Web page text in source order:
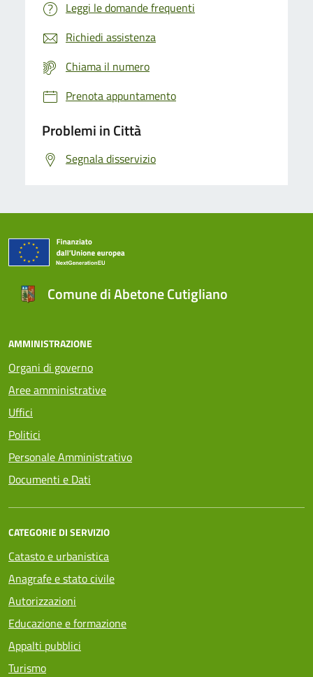
Leggi le domande frequenti
Richiedi assistenza
Chiama il numero
Prenota appuntamento
Problemi in Città
Segnala disservizio
Comune di Abetone Cutigliano
AMMINISTRAZIONE
Organi di governo
Aree amministrative
Uffici
Politici
Personale Amministrativo
Documenti e Dati
CATEGORIE DI SERVIZIO
Catasto e urbanistica
Anagrafe e stato civile
Autorizzazioni
Educazione e formazione
Appalti pubblici
Turismo